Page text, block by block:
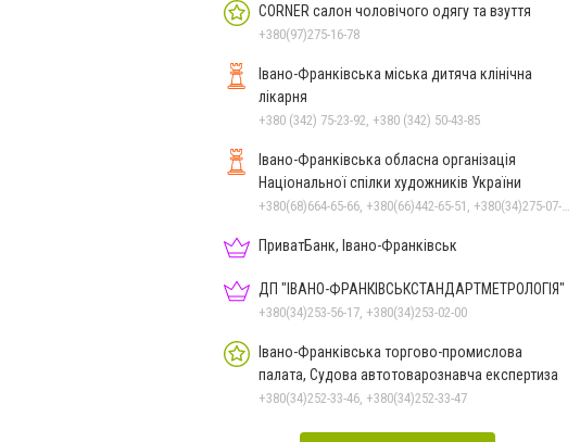
CORNER салон чоловічого одягу та взуття
+380(97)275-16-78
Івано-Франківська міська дитяча клінічна
лікарня
+380 (342) 75-23-92, +380 (342) 50-43-85
Івано-Франківська обласна організація
Національної спілки художників України
ПриватБанк, Івано-Франківськ
ДП "ІВАНО-ФРАНКІВСЬК­СТАНДАРТ­МЕТРОЛОГІЯ"
+380(34)253-56-17, +380(34)253-02-00
Івано-Франківська торгово-промислова
палата, Судова автотоварознавча експертиза
+380(34)252-33-46, +380(34)252-33-47